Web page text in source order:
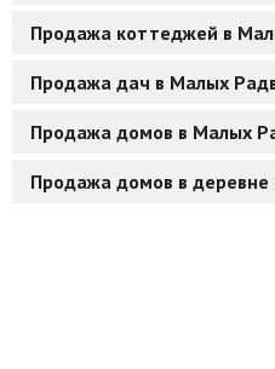
Реклама на сайте
Продажа коттеджей в
Продажа дач в Малых
Продажа домов в Малых
Продажа домов в